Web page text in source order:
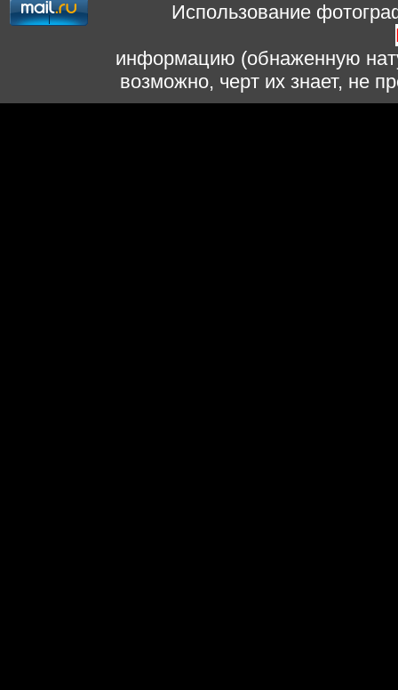
Использование
информацию (обнаженную
возможно, черт их знает, не